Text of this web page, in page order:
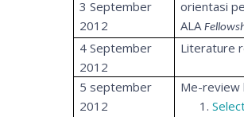
3 September
2012
orientasi
ALA
4 September
2012
Literature
5 september
2012
Me-review